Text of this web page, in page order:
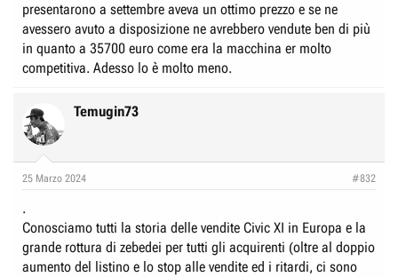
presentarono a settembre aveva un ottimo prezzo e se ne
avessero avuto a disposizione ne avrebbero vendute ben di più
in quanto a 35700 euro come era la macchina er molto
competitiva. Adesso lo è molto meno.
Temugin73
25 Marzo 2024 #832
.
Conosciamo tutti la storia delle vendite Civic XI in Europa e la
grande rottura di zebedei per tutti gli acquirenti (oltre al doppio
aumento del listino e lo stop alle vendite ed i ritardi, ci sono